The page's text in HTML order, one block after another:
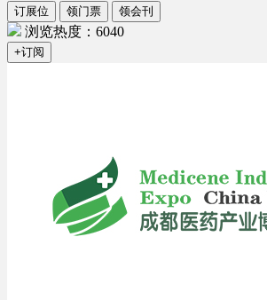
订展位 领门票 领会刊
浏览热度：6040
+订阅